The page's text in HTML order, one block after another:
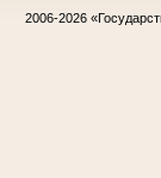
2006-2026